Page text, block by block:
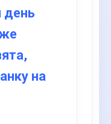
день
на